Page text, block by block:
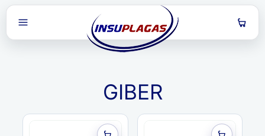
GIBER
Back
Back
Back
Back